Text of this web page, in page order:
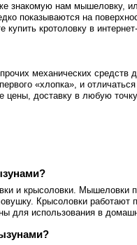
знакомую нам мышеловку,
показываются на
кротоловку в
механических
«хлопка», и
доставку в любую
крысоловки. Мышеловки
Крысоловки
для использования в